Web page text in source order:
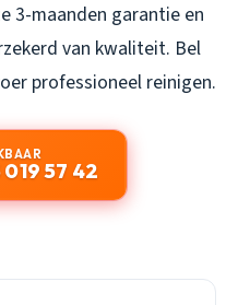
3-maanden garantie en
van kwaliteit. Bel
professioneel reinigen.
019 57 42